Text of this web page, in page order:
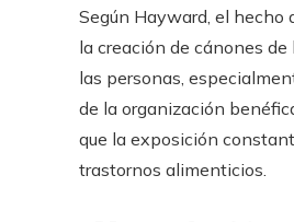
Según Hayward, el hecho
la creación de cánones
las personas,
de la organización
que la exposición
trastornos alimenticios.